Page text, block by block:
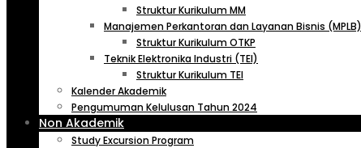
Struktur Kurikulum MM
Manajemen Perkantoran dan Layanan Bisnis (MPLB)
Struktur Kurikulum OTKP
Teknik Elektronika Industri (TEI)
Struktur Kurikulum TEI
Kalender Akademik
Pengumuman Kelulusan Tahun 2024
Non Akademik
Study Excursion Program